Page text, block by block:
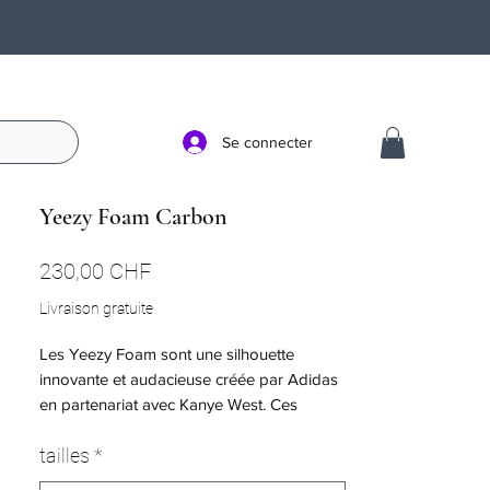
Se connecter
Yeezy Foam Carbon
230,00 CHFPrix
Livraison gratuite
Les Yeezy Foam sont une silhouette
innovante et audacieuse créée par Adidas
en partenariat avec Kanye West. Ces
design avec leur esthétique futuriste et leur
construction technique, offrant un équilibre
tailles *